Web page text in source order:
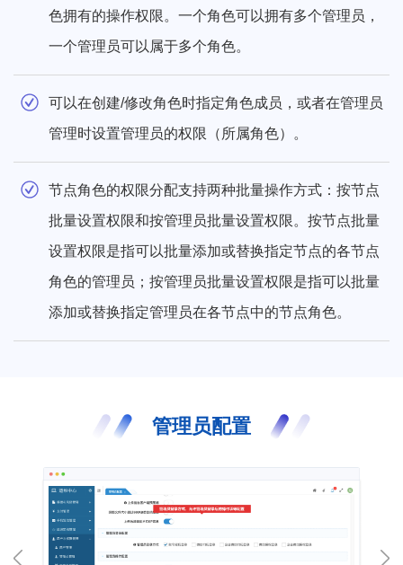
色拥有的操作权限。一个角色可以拥有多个管理员，
一个管理员可以属于多个角色。
可以在创建/修改角色时指定角色成员，或者在管理员
管理时设置管理员的权限（所属角色）。
节点角色的权限分配支持两种批量操作方式：按节点
批量设置权限和按管理员批量设置权限。按节点批量
设置权限是指可以批量添加或替换指定节点的各节点
角色的管理员；按管理员批量设置权限是指可以批量
添加或替换指定管理员在各节点中的节点角色。
管理员配置